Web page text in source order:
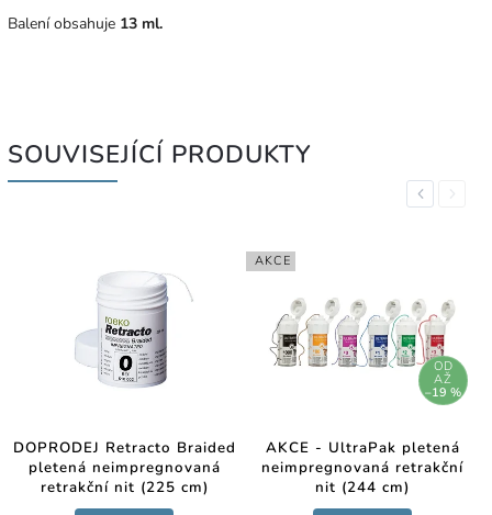
Balení obsahuje 13 ml.
SOUVISEJÍCÍ PRODUKTY
Previous
DOPRODEJ Retracto Braided
pletená neimpregnovaná
retrakční nit (225 cm)
AKCE
OD
AŽ
–19 %
AKCE - UltraPak pletená
neimpregnovaná retrakční
nit (244 cm)
Next